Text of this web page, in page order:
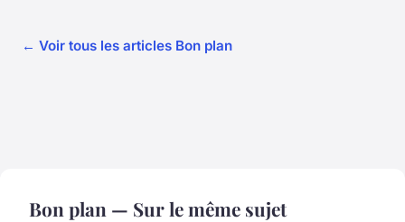
← Voir tous les articles Bon plan
Bon plan — Sur le même sujet